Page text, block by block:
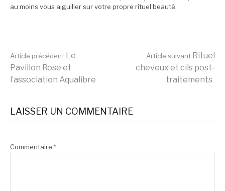
au moins vous aiguiller sur votre propre rituel beauté.
Lire
suite
Article précédent Le
Pavillon Rose et
l’association Aqualibre
Article suivant Rituel
cheveux et cils post-
traitements
LAISSER UN COMMENTAIRE
Commentaire *